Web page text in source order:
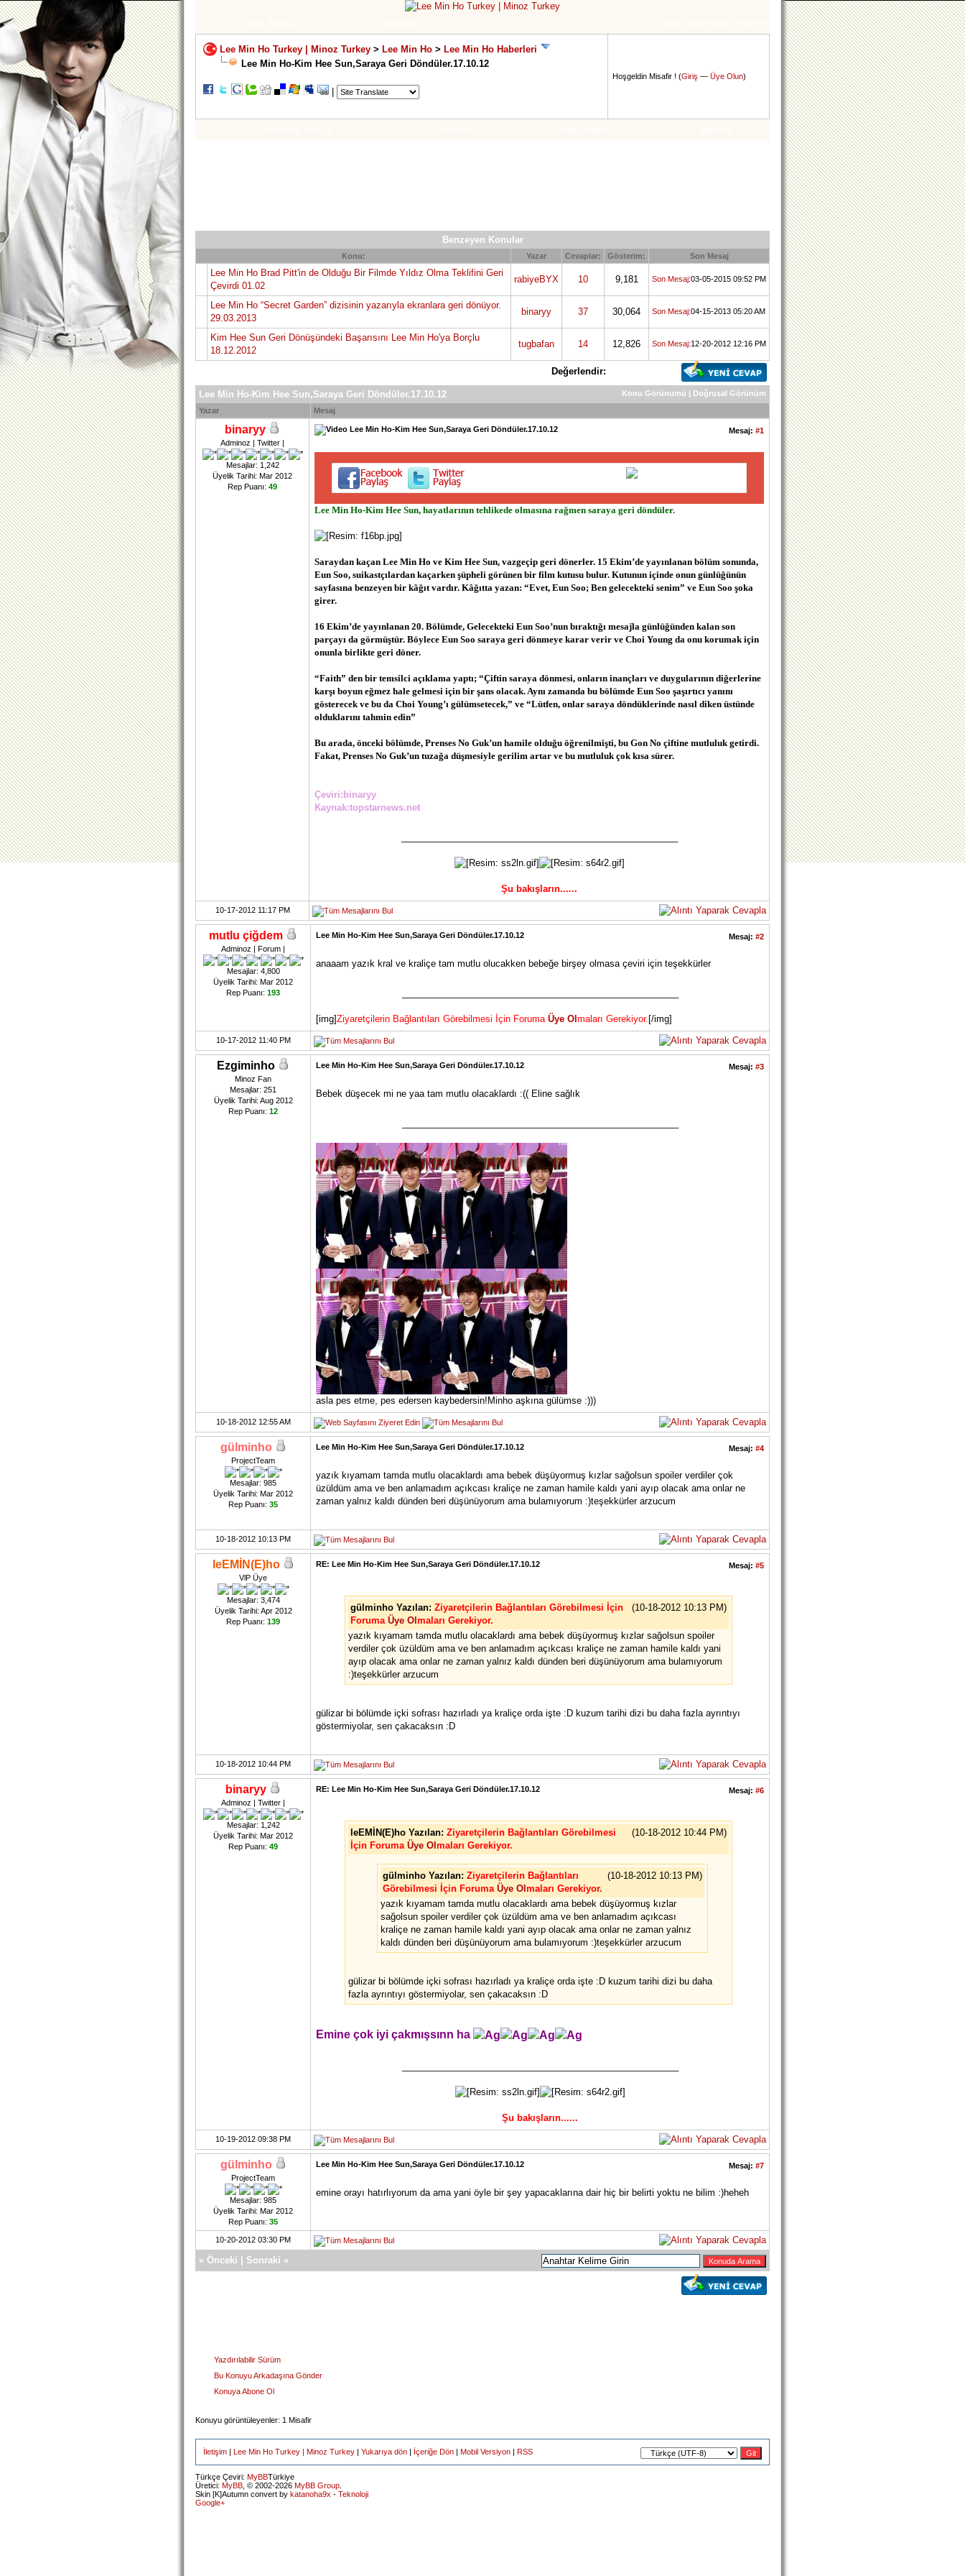
Lee Min Ho Turkey | Minoz Turkey > Lee Min Ho > Lee Min Ho Haberleri
Lee Min Ho-Kim Hee Sun,Saraya Geri Döndüler.17.10.12
Hoşgeldin Misafir ! (Giriş — Üye Olun)
Benzeyen Konular
Konu: Yazar Cevaplar: Gösterim: Son Mesaj
Lee Min Ho Brad Pitt'in de Olduğu Bir Filmde Yıldız Olma Teklifini Geri
Çevirdi 01.02
rabiyeBYX 10 9,181 Son Mesaj:03-05-2015 09:52 PM
Lee Min Ho “Secret Garden” dizisinin yazarıyla ekranlara geri dönüyor.
29.03.2013
binaryy 37 30,064 Son Mesaj:04-15-2013 05:20 AM
Kim Hee Sun Geri Dönüşündeki Başarısını Lee Min Ho'ya Borçlu
18.12.2012
tugbafan 14 12,826 Son Mesaj:12-20-2012 12:16 PM
Değerlendir:
Konu Görünümü | Doğrusal Görünüm
Lee Min Ho-Kim Hee Sun,Saraya Geri Döndüler.17.10.12
Yazar Mesaj
binaryy
Adminoz | Twitter |
Mesajlar: 1,242
Üyelik Tarihi: Mar 2012
Rep Puanı: 49
Mesaj: #1
Lee Min Ho-Kim Hee Sun,Saraya Geri Döndüler.17.10.12
Lee Min Ho-Kim Hee Sun, hayatlarının tehlikede olmasına rağmen saraya geri döndüler.
Saraydan kaçan Lee Min Ho ve Kim Hee Sun, vazgeçip geri dönerler. 15 Ekim’de yayınlanan bölüm sonunda,
Eun Soo, suikastçılardan kaçarken şüpheli görünen bir film kutusu bulur. Kutunun içinde onun günlüğünün
sayfasına benzeyen bir kâğıt vardır. Kâğıtta yazan: “Evet, Eun Soo; Ben gelecekteki senim” ve Eun Soo şoka
girer.
16 Ekim’de yayınlanan 20. Bölümde, Gelecekteki Eun Soo’nun bıraktığı mesajla günlüğünden kalan son
parçayı da görmüştür. Böylece Eun Soo saraya geri dönmeye karar verir ve Choi Young da onu korumak için
onunla birlikte geri döner.
“Faith” den bir temsilci açıklama yaptı; “Çiftin saraya dönmesi, onların inançları ve duygularının diğerlerine
karşı boyun eğmez hale gelmesi için bir şans olacak. Aynı zamanda bu bölümde Eun Soo şaşırtıcı yanını
gösterecek ve bu da Choi Young’ı gülümsetecek,” ve “Lütfen, onlar saraya döndüklerinde nasıl diken üstünde
olduklarını tahmin edin”
Bu arada, önceki bölümde, Prenses No Guk’un hamile olduğu öğrenilmişti, bu Gon No çiftine mutluluk getirdi.
Fakat, Prenses No Guk’un tuzağa düşmesiyle gerilim artar ve bu mutluluk çok kısa sürer.
Çeviri:binaryy
Kaynak:topstarnews.net
Şu bakışların......
10-17-2012 11:17 PM
mutlu çiğdem
Adminoz | Forum |
Mesajlar: 4,800
Üyelik Tarihi: Mar 2012
Rep Puanı: 193
Mesaj: #2
Lee Min Ho-Kim Hee Sun,Saraya Geri Döndüler.17.10.12
anaaam yazık kral ve kraliçe tam mutlu olucakken bebeğe birşey olmasa çeviri için teşekkürler
[img]Ziyaretçilerin Bağlantıları Görebilmesi İçin Foruma Üye Ol maları Gerekiyor. [/img]
10-17-2012 11:40 PM
Ezgiminho
Minoz Fan
Mesajlar: 251
Üyelik Tarihi: Aug 2012
Rep Puanı: 12
Mesaj: #3
Lee Min Ho-Kim Hee Sun,Saraya Geri Döndüler.17.10.12
Bebek düşecek mi ne yaa tam mutlu olacaklardı :(( Eline sağlık
asla pes etme, pes edersen kaybedersin!Minho aşkına gülümse :)))
10-18-2012 12:55 AM
gülminho
ProjectTeam
Mesajlar: 985
Üyelik Tarihi: Mar 2012
Rep Puanı: 35
Mesaj: #4
Lee Min Ho-Kim Hee Sun,Saraya Geri Döndüler.17.10.12
yazık kıyamam tamda mutlu olacaklardı ama bebek düşüyormuş kızlar sağolsun spoiler verdiler çok
üzüldüm ama ve ben anlamadım açıkcası kraliçe ne zaman hamile kaldı yani ayıp olacak ama onlar ne
zaman yalnız kaldı dünden beri düşünüyorum ama bulamıyorum :)teşekkürler arzucum
10-18-2012 10:13 PM
leEMİN(E)ho
VlP Üye
Mesajlar: 3,474
Üyelik Tarihi: Apr 2012
Rep Puanı: 139
Mesaj: #5
RE: Lee Min Ho-Kim Hee Sun,Saraya Geri Döndüler.17.10.12
(10-18-2012 10:13 PM)
gülminho Yazılan: Ziyaretçilerin Bağlantıları Görebilmesi İçin
Foruma Üye Ol maları Gerekiyor.
yazık kıyamam tamda mutlu olacaklardı ama bebek düşüyormuş kızlar sağolsun spoiler
verdiler çok üzüldüm ama ve ben anlamadım açıkcası kraliçe ne zaman hamile kaldı yani
ayıp olacak ama onlar ne zaman yalnız kaldı dünden beri düşünüyorum ama bulamıyorum
:)teşekkürler arzucum
gülizar bi bölümde içki sofrası hazırladı ya kraliçe orda işte :D kuzum tarihi dizi bu daha fazla ayrıntıyı
göstermiyolar, sen çakacaksın :D
10-18-2012 10:44 PM
binaryy
Adminoz | Twitter |
Mesajlar: 1,242
Üyelik Tarihi: Mar 2012
Rep Puanı: 49
Mesaj: #6
RE: Lee Min Ho-Kim Hee Sun,Saraya Geri Döndüler.17.10.12
(10-18-2012 10:44 PM)
leEMİN(E)ho Yazılan: Ziyaretçilerin Bağlantıları Görebilmesi
İçin Foruma Üye Ol maları Gerekiyor.
(10-18-2012 10:13 PM)
gülminho Yazılan: Ziyaretçilerin Bağlantıları
Görebilmesi İçin Foruma Üye Ol maları Gerekiyor.
yazık kıyamam tamda mutlu olacaklardı ama bebek düşüyormuş kızlar
sağolsun spoiler verdiler çok üzüldüm ama ve ben anlamadım açıkcası
kraliçe ne zaman hamile kaldı yani ayıp olacak ama onlar ne zaman yalnız
kaldı dünden beri düşünüyorum ama bulamıyorum :)teşekkürler arzucum
gülizar bi bölümde içki sofrası hazırladı ya kraliçe orda işte :D kuzum tarihi dizi bu daha
fazla ayrıntıyı göstermiyolar, sen çakacaksın :D
Emine çok iyi çakmışsınn ha
Şu bakışların......
10-19-2012 09:38 PM
gülminho
ProjectTeam
Mesajlar: 985
Üyelik Tarihi: Mar 2012
Rep Puanı: 35
Mesaj: #7
Lee Min Ho-Kim Hee Sun,Saraya Geri Döndüler.17.10.12
emine orayı hatırlıyorum da ama yani öyle bir şey yapacaklarına dair hiç bir belirti yoktu ne bilim :)heheh
10-20-2012 03:30 PM
« Önceki Sonraki »
Yazdırılabilir Sürüm
Bu Konuyu Arkadaşına Gönder
Konuya Abone Ol
Konuyu görüntüleyenler: 1 Misafir
İletişim | Lee Min Ho Turkey | Minoz Turkey | Yukarıya dön | İçeriğe Dön | Mobil Versiyon | RSS
Türkçe Çeviri: MyBBTürkiye
Üretici: MyBB , © 2002-2026 MyBB Group
Skin [K]Autumn convert by katanoha9x - Teknoloji
Google+